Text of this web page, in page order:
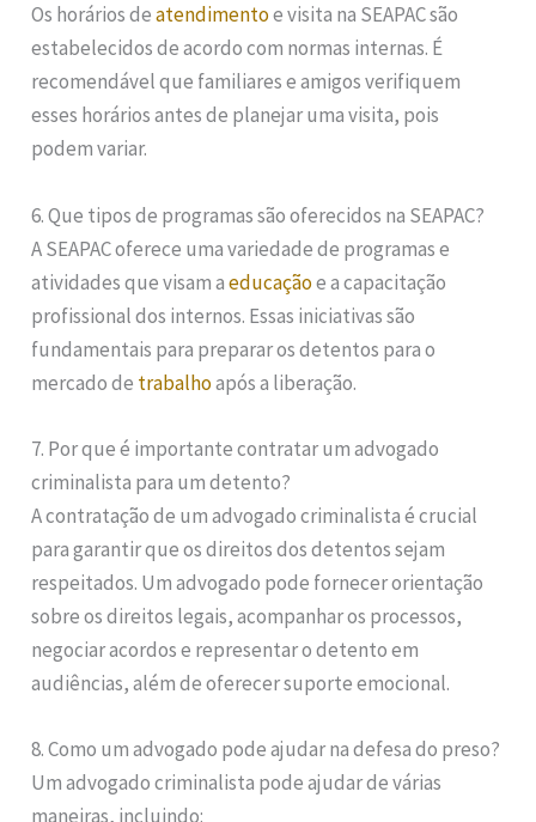
Os horários deatendimentoe visita na SEAPAC são
estabelecidos de acordo com normas internas. É
recomendável que familiares e amigos verifiquem
esses horários antes de planejar uma visita, pois
podem variar.
6. Que tipos de programas são oferecidos na SEAPAC?
A SEAPAC oferece uma variedade de programas e
atividades que visam aeducaçãoe a capacitação
profissional dos internos. Essas iniciativas são
fundamentais para preparar os detentos para o
mercado de trabalhoapós a liberação.
7. Por que é importante contratar um advogado
criminalista para um detento?
A contratação de um advogado criminalista é crucial
para garantir que os direitos dos detentos sejam
respeitados. Um advogado pode fornecer orientação
sobre os direitos legais, acompanhar os processos,
negociar acordos e representar o detento em
audiências, além de oferecer suporte emocional.
8. Como um advogado pode ajudar na defesa do preso?
Um advogado criminalista pode ajudar de várias
maneiras, incluindo: